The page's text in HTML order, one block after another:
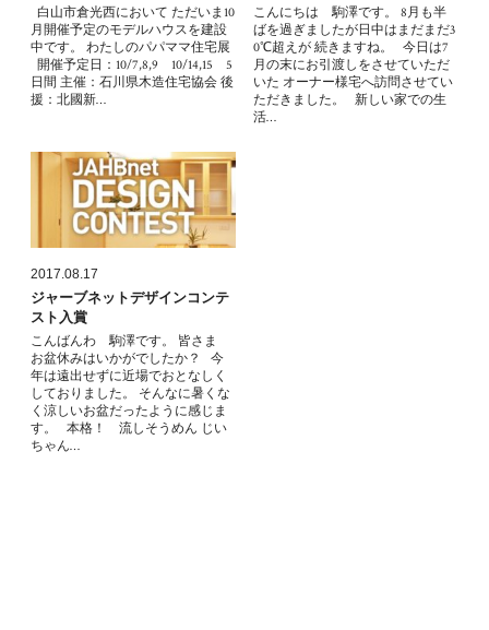
白山市倉光西において ただいま10
月開催予定のモデルハウスを建設
中です。 わたしのパパママ住宅展
開催予定日：10/7,8,9 10/14,15 5
日間 主催：石川県木造住宅協会 後
援：北國新…
こんにちは 駒澤です。 8月も半
ばを過ぎましたが日中はまだまだ3
0℃超えが 続きますね。 今日は7
月の末にお引渡しをさせていただ
いた オーナー様宅へ訪問させてい
ただきました。 新しい家での生
活…
2017.08.17
ジャーブネットデザインコンテ
スト入賞
こんばんわ 駒澤です。 皆さま
お盆休みはいかがでしたか？ 今
年は遠出せずに近場でおとなしく
しておりました。 そんなに暑くな
く涼しいお盆だったように感じま
す。 本格！ 流しそうめん じい
ちゃん…